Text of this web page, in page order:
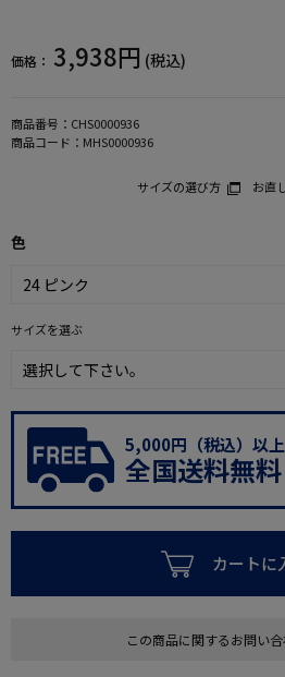
価格： 3,938円 (税込)
商品番号： CHS0000936
商品コード： MHS0000936
サイズの選び方 お直
色
サイズを選ぶ
5,000円（税込）以
全国送料無料
カートに
この商品に関するお問い